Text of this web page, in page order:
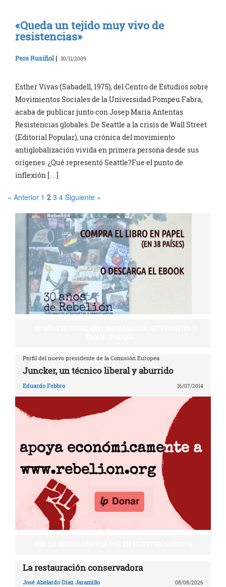
«Queda un tejido muy vivo de
resistencias»
Pere Rusiñol | 30/11/2009
Esther Vivas (Sabadell, 1975), del Centro de Estudios sobre
Movimientos Sociales de la Universidad Pompeu Fabra,
acaba de publicar junto con Josep Maria Antentas
Resistencias globales. De Seattle a la crisis de Wall Street
(Editorial Popular), una crónica del movimiento
antiglobalización vivida en primera persona desde sus
orígenes. ¿Qué representó Seattle?Fue el punto de
inflexión […]
« Anterior 1 2 3 4 Siguiente »
Perfil del nuevo presidente de la Comisión Europea
Juncker, un técnico liberal y aburrido
Eduardo Febbro 16/07/2014
La restauración conservadora
José Abelardo Diaz Jaramillo 08/08/2026